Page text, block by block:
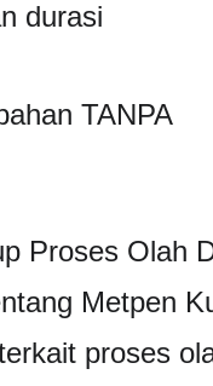
Proses Olah
Metpen
proses
durasi
TANPA